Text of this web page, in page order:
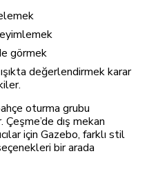
görmek
değerlendirmek karar
oturma grubu
dış mekan
için Gazebo, farklı stil
bir arada